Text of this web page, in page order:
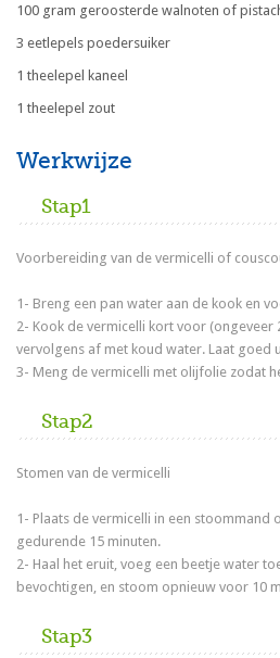
100 gram geroosterde walnoten of
3 eetlepels poedersuiker
1 theelepel kaneel
1 theelepel zout
Werkwijze
Stap1
Voorbereiding van de vermicelli of
1- Breng een pan water aan de kook en
2- Kook de vermicelli kort voor (ongeveer
vervolgens af met koud water. Laat goed
3- Meng de vermicelli met olijfolie zodat
Stap2
Stomen van de vermicelli
1- Plaats de vermicelli in een stoommand
gedurende 15 minuten.
2- Haal het eruit, voeg een beetje water
bevochtigen, en stoom opnieuw voor 10
Stap3